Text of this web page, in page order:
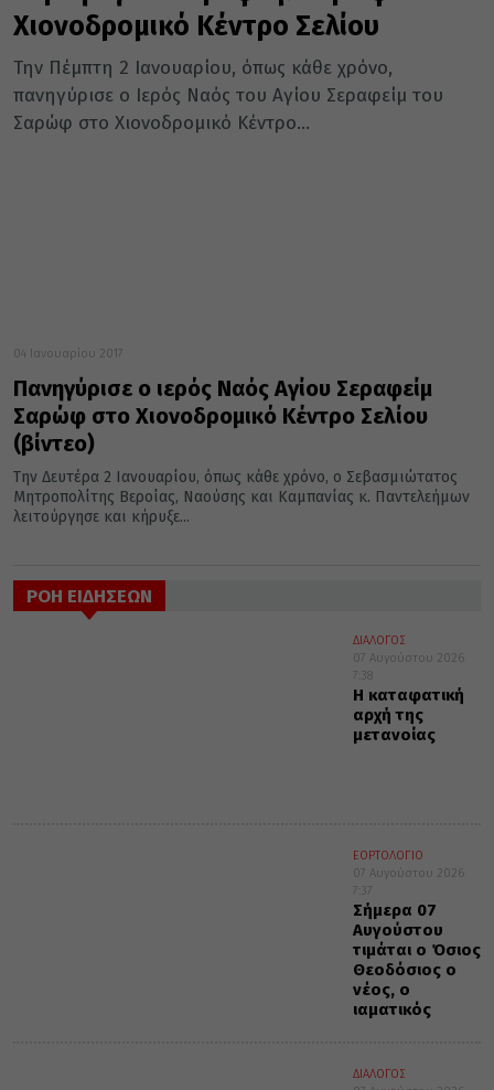
Χιονοδρομικό Κέντρο Σελίου
Την Πέμπτη 2 Ιανουαρίου, όπως κάθε χρόνο,
πανηγύρισε ο Ιερός Ναός του Αγίου Σεραφείμ του
Σαρώφ στο Χιονοδρομικό Κέντρο...
04 Ιανουαρίου 2017
Πανηγύρισε ο ιερός Ναός Αγίου Σεραφείμ
Σαρώφ στο Χιονοδρομικό Κέντρο Σελίου
(βίντεο)
Την Δευτέρα 2 Ιανουαρίου, όπως κάθε χρόνο, ο Σεβασμιώτατος
Μητροπολίτης Βεροίας, Ναούσης και Καμπανίας κ. Παντελεήμων
λειτούργησε και κήρυξε...
ΡΟΗ ΕΙΔΗΣΕΩΝ
ΔΙΑΛΟΓΟΣ
07 Αυγούστου 2026
7:38
Η καταφατική
αρχή της
μετανοίας
ΕΟΡΤΟΛΟΓΙΟ
07 Αυγούστου 2026
7:37
Σήμερα 07
Αυγούστου
τιμάται ο Όσιος
Θεοδόσιος ο
νέος, ο
ιαματικός
ΔΙΑΛΟΓΟΣ